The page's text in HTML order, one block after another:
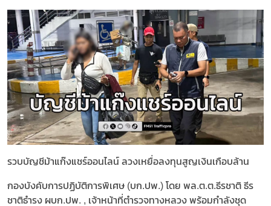
รวบบัญชีม้าแก๊งแชร์ออนไลน์ ลวงเหยื่อลงทุนสูญเงินเกือบล้าน
กองบังคับการปฏิบัติการพิเศษ (บก.ปพ.) โดย พล.ต.ต.ธีรชาติ ธีร
ชาติธำรง ผบก.ปพ. , เจ้าหน้าที่ตำรวจทางหลวง พร้อมกำลังชุด